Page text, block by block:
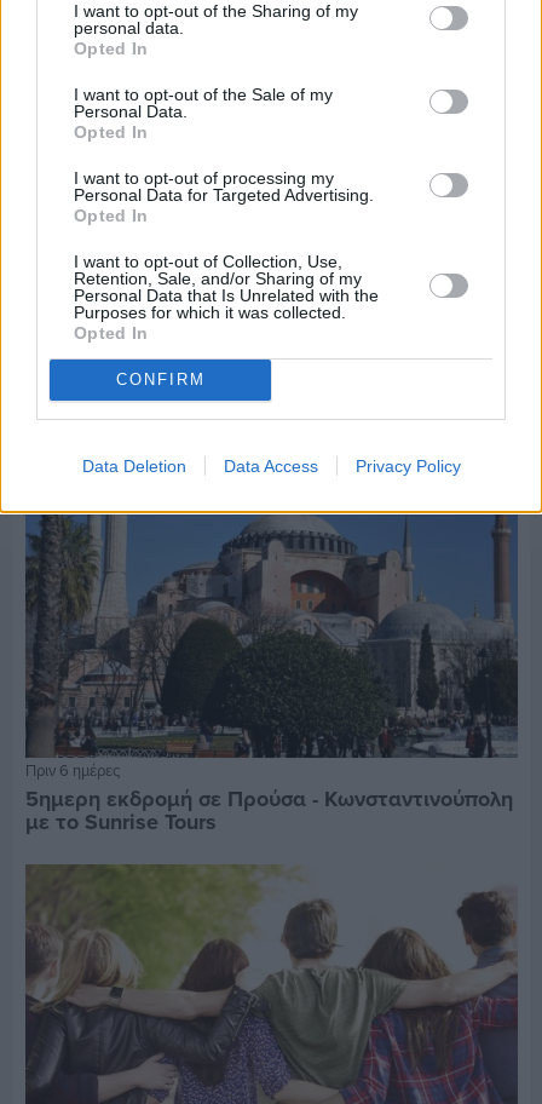
I want to opt-out of the Sharing of my
personal data.
Opted In
I want to opt-out of the Sale of my
Personal Data.
Opted In
I want to opt-out of processing my
Personal Data for Targeted Advertising.
Opted In
I want to opt-out of Collection, Use,
Retention, Sale, and/or Sharing of my
Personal Data that Is Unrelated with the
Purposes for which it was collected.
Opted In
CONFIRM
Data Deletion Data Access Privacy Policy
Πριν 6 ημέρες
επιχειρήσεων προτείνει το Επιμελητήριο
Πριν 6 ημέρες
5ημερη εκδρομή σε Προύσα - Κωνσταντινούπολη
με το Sunrise Tours